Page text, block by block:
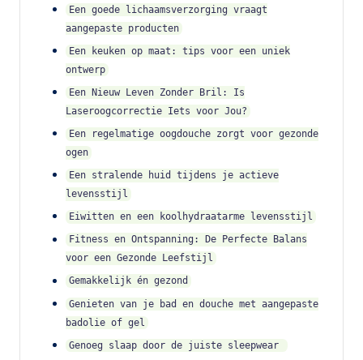
Een goede lichaamsverzorging vraagt
aangepaste producten
Een keuken op maat: tips voor een uniek
ontwerp
Een Nieuw Leven Zonder Bril: Is
Laseroogcorrectie Iets voor Jou?
Een regelmatige oogdouche zorgt voor gezonde
ogen
Een stralende huid tijdens je actieve
levensstijl
Eiwitten en een koolhydraatarme levensstijl
Fitness en Ontspanning: De Perfecte Balans
voor een Gezonde Leefstijl
Gemakkelijk én gezond
Genieten van je bad en douche met aangepaste
badolie of gel
Genoeg slaap door de juiste sleepwear